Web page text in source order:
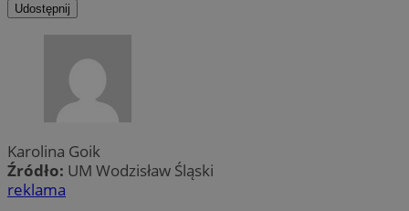
Udostępnij
Karolina Goik
Źródło: UM Wodzisław Śląski
reklama